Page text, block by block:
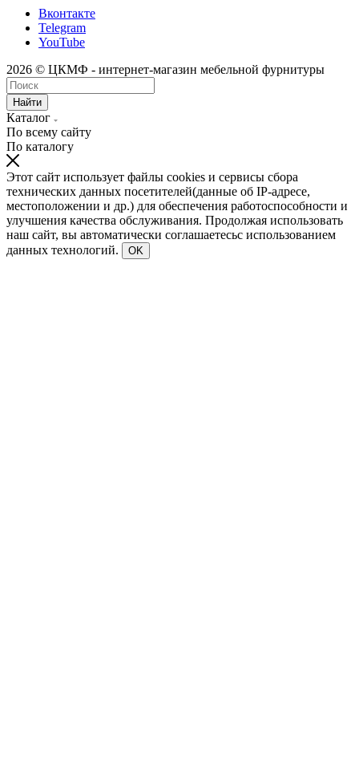
Вконтакте
Telegram
YouTube
2026 © ЦКМФ - интернет-магазин мебельной фурнитуры
Найти
Каталог
По всему сайту
По каталогу
Этот сайт использует файлы cookies и сервисы сбора
технических данных посетителей(данные об IP-адресе,
местоположении и др.) для обеспечения работоспособности и
улучшения качества обслуживания. Продолжая использовать
наш сайт, вы автоматически соглашаетесьс использованием
данных технологий.
OK